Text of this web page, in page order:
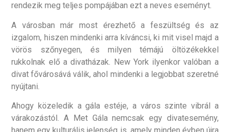
rendezik meg teljes pompájában ezt a neves eseményt.
A városban már most érezhető a feszültség és az
izgalom, hiszen mindenki arra kíváncsi, ki mit visel majd a
vörös szőnyegen, és milyen témájú öltözékekkel
rukkolnak elő a divatházak. New York ilyenkor valóban a
divat fővárosává válik, ahol mindenki a legjobbat szeretné
nyújtani.
Ahogy közeledik a gála estéje, a város szinte vibrál a
várakozástól. A Met Gála nemcsak egy divatesemény,